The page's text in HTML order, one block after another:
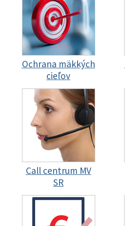
Ochrana mäkkých
cieľov
Call centrum MV
SR